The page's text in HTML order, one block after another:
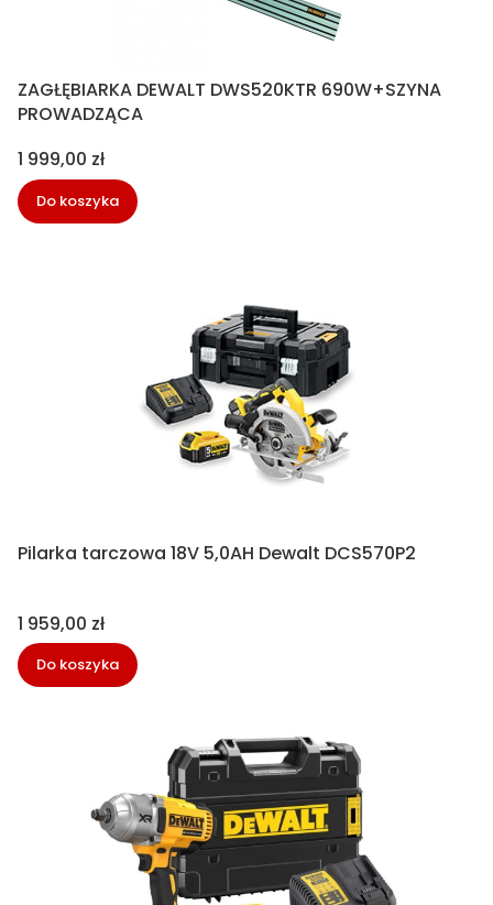
ZAGŁĘBIARKA DEWALT DWS520KTR 690W+SZYNA
PROWADZĄCA
Cena
1 999,00 zł
Do koszyka
Pilarka tarczowa 18V 5,0AH Dewalt DCS570P2
Cena
1 959,00 zł
Do koszyka